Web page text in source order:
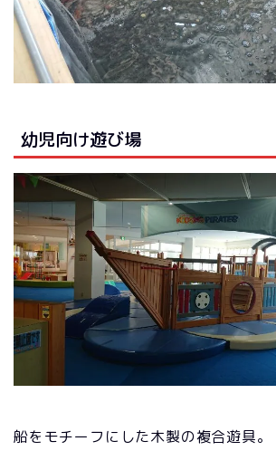
幼児向け遊び場
船をモチーフにした木製の複合遊具。